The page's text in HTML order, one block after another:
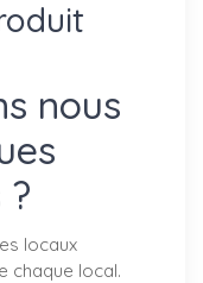
nous
locaux
chaque local.